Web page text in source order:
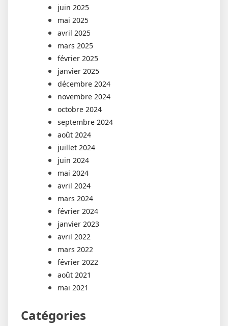
juin 2025
mai 2025
avril 2025
mars 2025
février 2025
janvier 2025
décembre 2024
novembre 2024
octobre 2024
septembre 2024
août 2024
juillet 2024
juin 2024
mai 2024
avril 2024
mars 2024
février 2024
janvier 2023
avril 2022
mars 2022
février 2022
août 2021
mai 2021
Catégories